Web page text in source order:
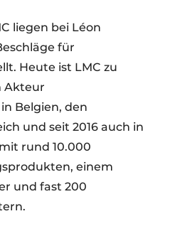
liegen bei Léon
für
Heute ist LMC zu
Akteur
Belgien, den
und seit 2016 auch in
rund 10.000
einem
und fast 200